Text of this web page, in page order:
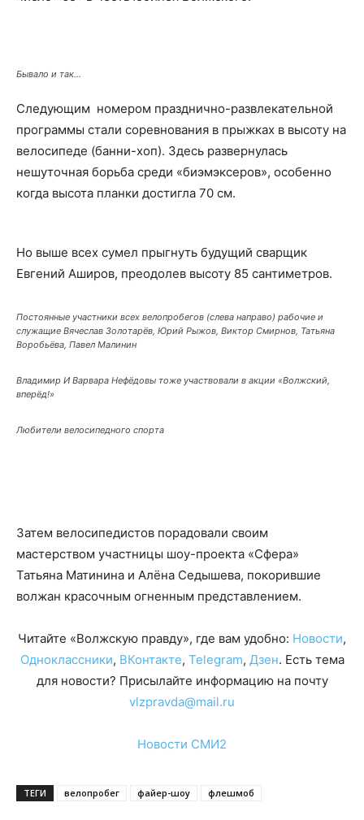
Бывало и так…
Следующим номером празднично-развлекательной
программы стали соревнования в прыжках в высоту на
велосипеде (банни-хоп). Здесь развернулась
нешуточная борьба среди «биэмэксеров», особенно
когда высота планки достигла 70 см.
Но выше всех сумел прыгнуть будущий сварщик
Евгений Аширов, преодолев высоту 85 сантиметров.
Постоянные участники всех велопробегов (слева направо) рабочие и
служащие Вячеслав Золотарёв, Юрий Рыжов, Виктор Смирнов, Татьяна
Воробьёва, Павел Малинин
Владимир И Варвара Нефёдовы тоже участвовали в акции «Волжский,
вперёд!»
Любители велосипедного спорта
Затем велосипедистов порадовали своим
мастерством участницы шоу-проекта «Сфера»
Татьяна Матинина и Алёна Седышева, покорившие
волжан красочным огненным представлением.
Читайте «Волжскую правду», где вам удобно: Новости,
Одноклассники, ВКонтакте, Telegram, Дзен. Есть тема
для новости? Присылайте информацию на почту
vlzpravda@mail.ru
Новости СМИ2
ТЕГИ велопробег файер-шоу флешмоб